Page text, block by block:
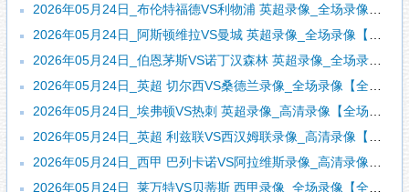
2026年05月24日_布伦特福德VS利物浦 英超录像_全场录像【高清回放】
2026年05月24日_阿斯顿维拉VS曼城 英超录像_全场录像【高清回放】
2026年05月24日_伯恩茅斯VS诺丁汉森林 英超录像_全场录像【全场回放】
2026年05月24日_英超 切尔西VS桑德兰录像_全场录像【全场回放】
2026年05月24日_埃弗顿VS热刺 英超录像_高清录像【全场回放】
2026年05月24日_英超 利兹联VS西汉姆联录像_高清录像【全场回放】
2026年05月24日_西甲 巴列卡诺VS阿拉维斯录像_高清录像【全场回放】
2026年05月24日_莱万特VS贝蒂斯 西甲录像_全场录像【全场回放】